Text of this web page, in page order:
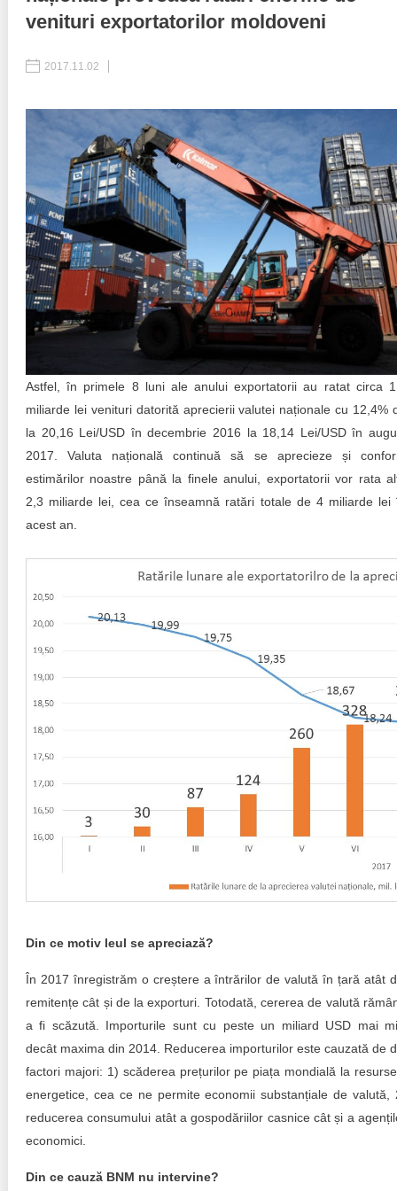
Inițiative desfășurate
Manual de proceduri
Note & poziții​
Organigrama IDIS
Anunțuri
Consiliul consulativ internațional IDIS
Politici regionale
Bunele practici
Laborator sociometric
Transparența guvernării locale
People Watch
Proces democratic
Agenda Națională de Business
Puterea hibridă
15 minute de realism economic
Buletin EU-STRAT
Aplică la BUNELE PRACTICI
Transparența întreprinderilor de stat
Cele mai bune și cele mai proaste politici locale din
Democrația, independența și transparența instituțiilor
publice-cheie din Moldova
Achiziții publice
venituri exportatorilor moldoveni
2017.11.02
Astfel, în primele 8 luni ale anului exportatorii au ratat circa
miliarde lei venituri datorită aprecierii valutei naționale cu 12,4%
la 20,16 Lei/USD în decembrie 2016 la 18,14 Lei/USD în
2017. Valuta națională continuă să se aprecieze și
estimărilor noastre până la finele anului, exportatorii vor rata
2,3 miliarde lei, cea ce înseamnă ratări totale de 4 miliarde lei
acest an.
Din ce motiv leul se apreciază?
În 2017 înregistrăm o creștere a întrărilor de valută în țară atât
remitențe cât și de la exporturi. Totodată, cererea de valută
a fi scăzută. Importurile sunt cu peste un miliard USD mai
decât maxima din 2014. Reducerea importurilor este cauzată de
factori majori: 1) scăderea prețurilor pe piața mondială la
energetice, cea ce ne permite economii substanțiale de valută,
reducerea consumului atât a gospodăriilor casnice cât și a
economici.
Din ce cauză BNM nu intervine?